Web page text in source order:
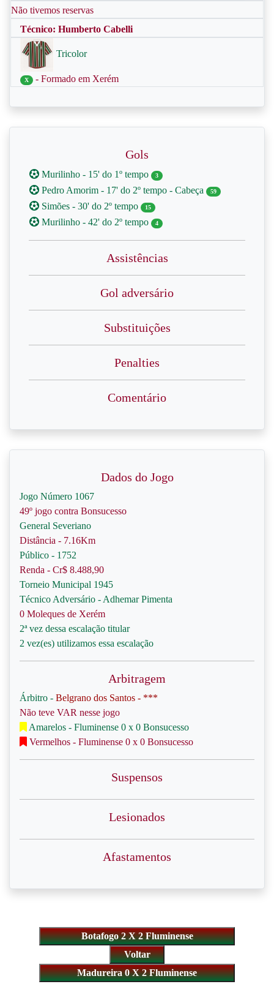
Não tivemos reservas
Técnico: Humberto Cabelli
Tricolor
X - Formado em Xerém
Gols
Murilinho - 15' do 1º tempo 3
Pedro Amorim - 17' do 2º tempo - Cabeça 59
Simões - 30' do 2º tempo 15
Murilinho - 42' do 2º tempo 4
Assistências
Gol adversário
Substituições
Penalties
Comentário
Dados do Jogo
Jogo Número 1067
49º jogo contra Bonsucesso
General Severiano
Distância - 7.16Km
Público - 1752
Renda - Cr$ 8.488,90
Torneio Municipal 1945
Técnico Adversário - Adhemar Pimenta
0 Moleques de Xerém
2ª vez dessa escalação titular
2 vez(es) utilizamos essa escalação
Arbitragem
Árbitro - Belgrano dos Santos - ***
Não teve VAR nesse jogo
Amarelos - Fluminense 0 x 0 Bonsucesso
Vermelhos - Fluminense 0 x 0 Bonsucesso
Suspensos
Lesionados
Afastamentos